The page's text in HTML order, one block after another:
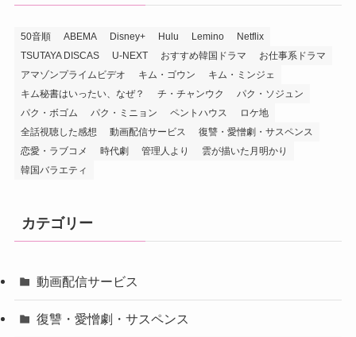
50音順 ABEMA Disney+ Hulu Lemino
Netflix
TSUTAYA DISCAS
U-NEXT おすすめ韓国ドラマ
お仕事系ドラマ
アマゾンプライムビデオ
キム・ゴウン
キム・ミンジェ
キム秘書はいったい、なぜ？
チ・チャンウク
パク・ソジュン
パク・ボゴム
パク・ミニョン ペントハウス
ロケ地
全話視聴した感想
動画配信サービス
復讐・愛憎劇・サスペンス
恋愛・ラブコメ
時代劇 管理人より
雲が描いた月明かり
韓国バラエティ
カテゴリー
動画配信サービス
復讐・愛憎劇・サスペンス